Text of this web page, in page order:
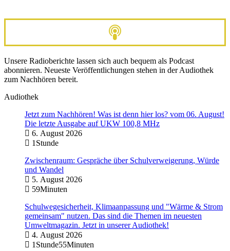
Unsere Radioberichte lassen sich auch bequem als Podcast
abonnieren. Neueste Veröffentlichungen stehen in der Audiothek
zum Nachhören bereit.
Audiothek
Jetzt zum Nachhören! Was ist denn hier los? vom 06. August!
Die letzte Ausgabe auf UKW 100,8 MHz
6. August 2026
1Stunde
Zwischenraum: Gespräche über Schulverweigerung, Würde
und Wandel
5. August 2026
59Minuten
Schulwegesicherheit, Klimaanpassung und "Wärme & Strom
gemeinsam" nutzen. Das sind die Themen im neuesten
Umweltmagazin. Jetzt in unserer Audiothek!
4. August 2026
1Stunde55Minuten